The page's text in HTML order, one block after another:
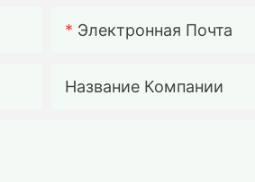
Электронная Почта
Название Компании